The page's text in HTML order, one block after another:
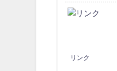
リンク